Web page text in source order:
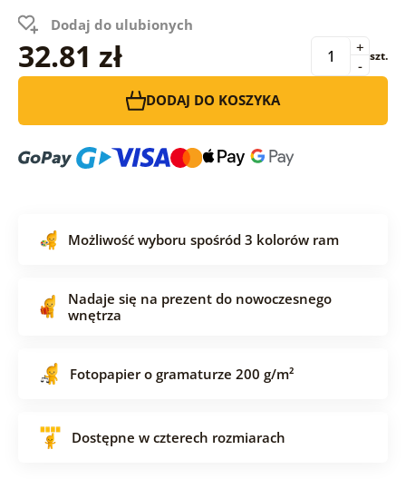
Dodaj do ulubionych
32.81 zł -
+ szt.
DODAJ DO KOSZYKA
Możliwość wyboru spośród 3 kolorów ram
Nadaje się na prezent do nowoczesnego
wnętrza
Fotopapier o gramaturze 200 g/m²
Dostępne w czterech rozmiarach